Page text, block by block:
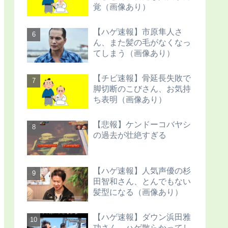
覚（画像あり）
【ハゲ速報】市原隼人さ
ん、また髪の毛がなくなっ
てしまう（画像あり）
【チビ速報】骨延長失敗で
脚切断のこびさん、お気持
ち表明（画像あり）
【悲報】ケンドーコバヤシ
の過去が壮絶すぎる
【ハゲ速報】人気声優の杉
田智和さん、とんでもない
髪型になる（画像あり）
【ハゲ速報】ダウン浜田雅